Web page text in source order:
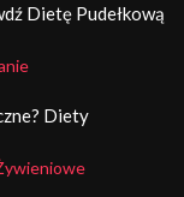
Dietę Pudełkową
Diety